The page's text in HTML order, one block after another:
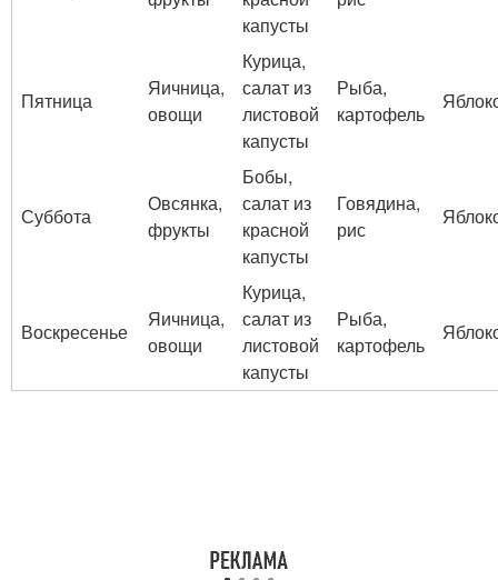
капусты
Пятница
Яичница,
овощи
Курица,
салат из
листовой
капусты
Рыба,
картофель
Суббота
Овсянка,
фрукты
Бобы,
салат из
красной
капусты
Говядина,
рис
Воскресенье
Яичница,
овощи
Курица,
салат из
листовой
капусты
Рыба,
картофель